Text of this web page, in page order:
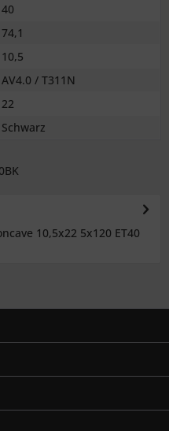
40
74,1
10,5
AV4.0 / T311N
22
Schwarz
10,5x22 5x120 ET40